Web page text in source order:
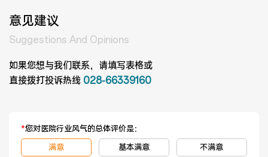
党建阵地
意见建议
Suggestions And Opinions
如果您想与我们联系，请填写表格或
直接拨打投诉热线 028-66339160
*您对医院行业风气的总体评价是：
满意
基本满意 不满意